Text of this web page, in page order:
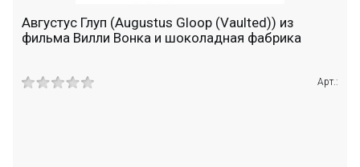
Августус Глуп (Augustus Gloop (Vaulted)) из
фильма Вилли Вонка и шоколадная фабрика
Арт.: